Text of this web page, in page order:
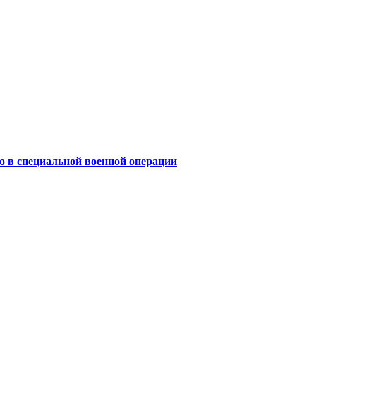
специальной военной операции